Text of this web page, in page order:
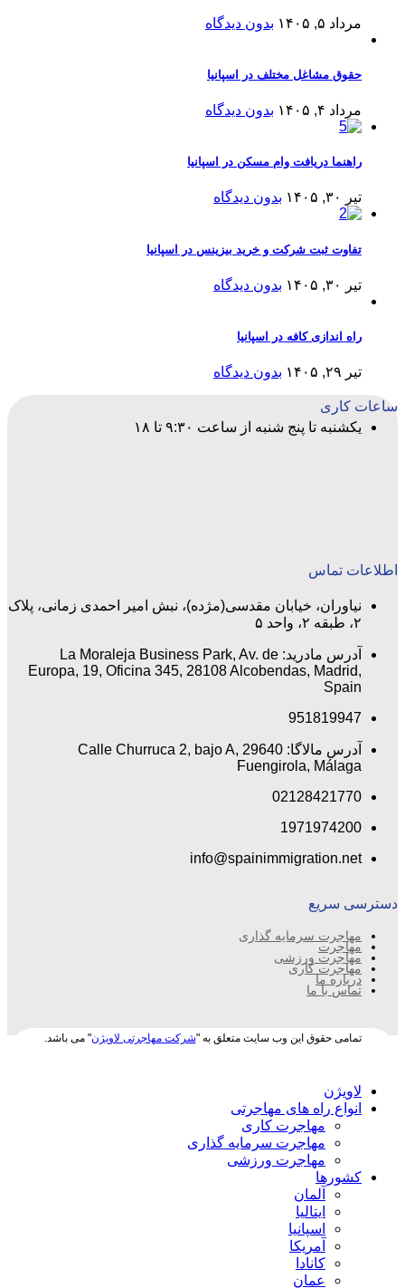
مرداد ۵, ۱۴۰۵ بدون دیدگاه
حقوق مشاغل مختلف در اسپانیا
مرداد ۴, ۱۴۰۵ بدون دیدگاه
راهنما دریافت وام مسکن در اسپانیا
تیر ۳۰, ۱۴۰۵ بدون دیدگاه
تفاوت ثبت شرکت و خرید بیزینس در اسپانیا
تیر ۳۰, ۱۴۰۵ بدون دیدگاه
راه اندازی کافه در اسپانیا
تیر ۲۹, ۱۴۰۵ بدون دیدگاه
ساعات کاری
یکشنبه تا پنج شنبه از ساعت ۹:۳۰ تا ۱۸
اطلاعات تماس
نیاوران، خیابان مقدسی(مژده)، نبش امیر احمدی زمانی، پلاک
۲، طبقه ۲، واحد ۵
آدرس مادرید: La Moraleja Business Park, Av. de
Europa, 19, Oficina 345, 28108 Alcobendas, Madrid,
Spain
951819947
آدرس مالاگا: Calle Churruca 2, bajo A, 29640
Fuengirola, Málaga
02128421770
1971974200
info@spainimmigration.net
دسترسی سریع
مهاجرت سرمایه گذاری
مهاجرت
مهاجرت ورزشی
مهاجرت کاری
درباره ما
تماس با ما
تمامی حقوق این وب سایت متعلق به "شرکت مهاجرتی لاویژن" می باشد.
لاویژن
انواع راه های مهاجرتی
مهاجرت کاری
مهاجرت سرمایه گذاری
مهاجرت ورزشی
کشورها
آلمان
ایتالیا
اسپانیا
آمریکا
کانادا
عمان